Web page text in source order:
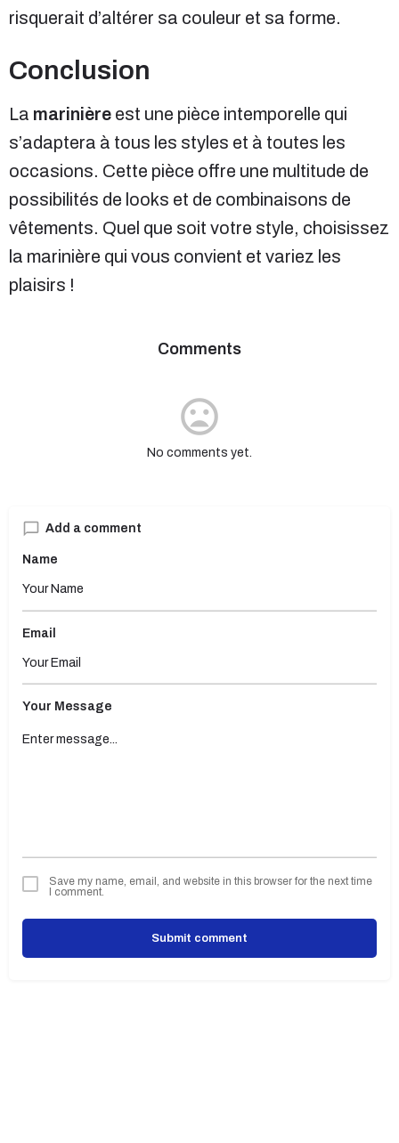
risquerait d’altérer sa couleur et sa forme.
Conclusion
La marinière est une pièce intemporelle qui
s’adaptera à tous les styles et à toutes les
occasions. Cette pièce offre une multitude de
possibilités de looks et de combinaisons de
vêtements. Quel que soit votre style, choisissez
la marinière qui vous convient et variez les
plaisirs !
Comments
No comments yet.
Add a comment
Name
Email
Your Message
Save my name, email, and website in this browser for the next time
I comment.
Submit comment